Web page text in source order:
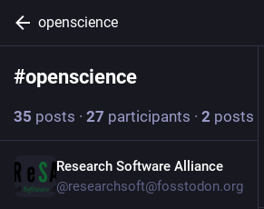
openscience
#openscience
35 posts · 27 participants · 2 posts
Research Software Alliance
@researchsoft@fosstodon.org